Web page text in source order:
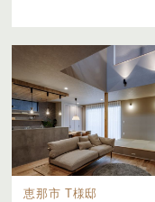
恵那市 T様邸